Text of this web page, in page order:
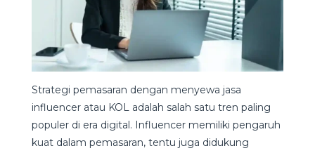
Strategi pemasaran dengan menyewa jasa
influencer atau KOL adalah salah satu tren paling
populer di era digital. Influencer memiliki pengaruh
kuat dalam pemasaran, tentu juga didukung